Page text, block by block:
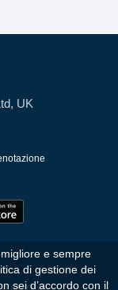
UK
riservati
e sempre
di gestione dei
sei d’accordo con il